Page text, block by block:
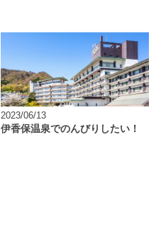
2023/06/13
伊香保温泉でのんびりしたい！